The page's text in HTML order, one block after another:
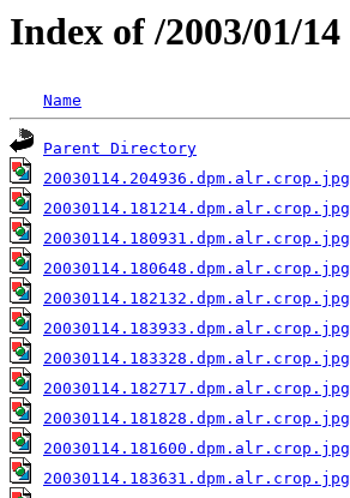
Index of /2003/01/14
Name
Parent Directory
20030114.204936.dpm.alr.crop.jpg
20030114.181214.dpm.alr.crop.jpg
20030114.180931.dpm.alr.crop.jpg
20030114.180648.dpm.alr.crop.jpg
20030114.182132.dpm.alr.crop.jpg
20030114.183933.dpm.alr.crop.jpg
20030114.183328.dpm.alr.crop.jpg
20030114.182717.dpm.alr.crop.jpg
20030114.181828.dpm.alr.crop.jpg
20030114.181600.dpm.alr.crop.jpg
20030114.183631.dpm.alr.crop.jpg